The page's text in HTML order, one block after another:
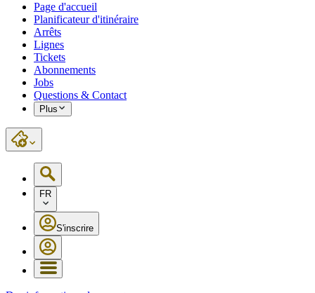
Page d'accueil
Planificateur d'itinéraire
Arrêts
Lignes
Tickets
Abonnements
Jobs
Questions & Contact
Plus
FR
S'inscrire